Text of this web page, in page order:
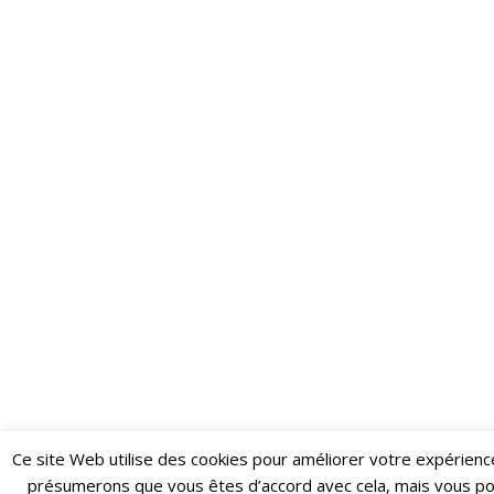
Restez informé·e des dernières actualités du Poing !
Ce site Web utilise des cookies pour améliorer votre
présumerons que vous êtes d’accord avec cela, mais vous